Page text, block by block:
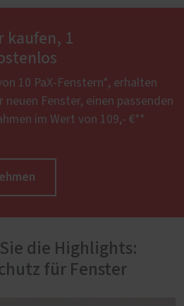
kaufen, 1
10 PaX-Fenstern*, erhalten
neuen Fenster, einen passenden
im Wert von 109,- €**
die Highlights:
für Fenster